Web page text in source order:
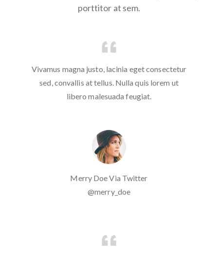
porttitor at sem.
Vivamus magna justo, lacinia eget consectetur
sed, convallis at tellus. Nulla quis lorem ut
libero malesuada feugiat.
Merry Doe Via Twitter
@merry_doe